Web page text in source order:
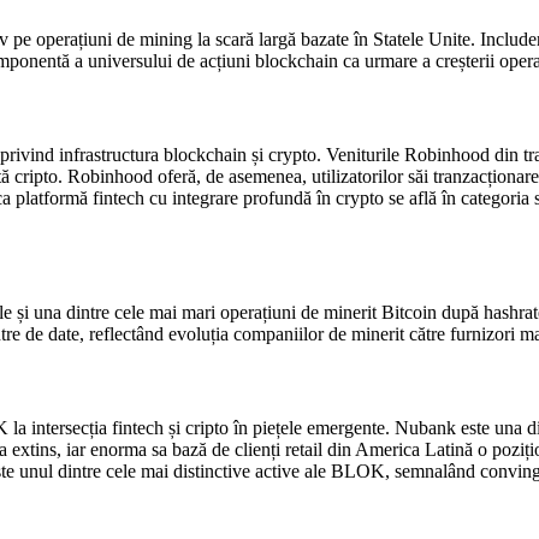
operațiuni de mining la scară largă bazate în Statele Unite.
a universului de acțiuni blockchain ca urmare a creșterii
infrastructura blockchain și crypto. Veniturile Robinhood din
cripto. Robinhood oferă, de asemenea, utilizatorilor săi
platformă fintech cu integrare profundă în crypto se află în
și una dintre cele mai mari operațiuni de minerit Bitcoin după
de date, reflectând evoluția companiilor de minerit către furnizori
intersecția fintech și cripto în piețele emergente. Nubank este
iar enorma sa bază de clienți retail din America Latină o
unul dintre cele mai distinctive active ale BLOK, semnalând